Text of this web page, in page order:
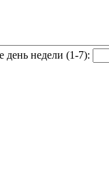
день недели (1-7):